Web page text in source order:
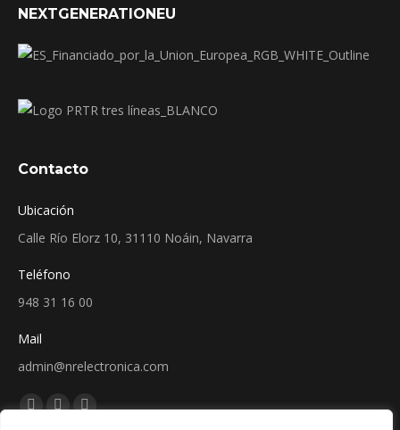
NEXTGENERATIONEU
Contacto
Ubicación
Calle Río Elorz 10, 31110 Noáin, Navarra
Teléfono
948 31 16 00
Mail
admin@nrelectronica.com
Encuéntranos en:
Facebook
LinkedinInstagram